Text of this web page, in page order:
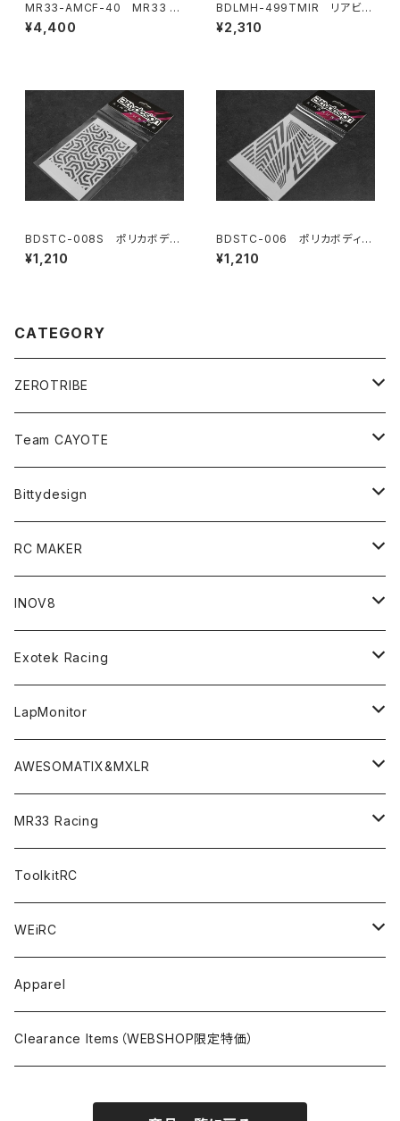
MR33-AMCF-40 MR33 ア
ルミ ムーンスタイル ハイスピー
ドクーリングファン 40mm
¥4,400
BDLMH-499TMIR リアビュ
ーミラーキット(LR) 499T/499
R LMHボディ用
¥2,310
BDSTC-008S ポリカボディ
塗装用ステンシル 【Ipnotic V
4 small】
¥1,210
BDSTC-006 ポリカボディ塗
装用ステンシル 【Ipnotic V1】
¥1,210
CATEGORY
ZEROTRIBE
Zetricks（Spare & Optional）
T4 MID Conversion Kit
T4 FWD Conversion Kit
BD9 MID Conversion Kit
Option Parts For TRF420,420X
Option Parts For TA08/TA08R
TA08
TA08R
Option Parts For XRAY T4
Option Parts For YOKOMO BD9
Option Parts For YOKOMO BD8
Accessories
Discontinued Products
Option Parts For A800R
Team CAYOTE
Batteries
Merchandise
Accessories
CREST ESC
CREST X EVO
CRESR RS120
CREST Stocki Motor
CREST Modi Motor
Special Set（ZEROTRIBEオリジナル）
Bittydesign
On-Road Clear Body＜オンロード用ボディ＞
GT8 （1/8 W/B325mm,W/B360mm）
LMH （1/10 190mm）
M-Chassis（1/10 W/B210-225mm）
F1（1/10）
Liquid Mask＜リキッドマスク＞
Accessories＜バッグ/その他製品＞
Stencils＜エアブラシ用ステンシル＞
RC MAKER
SP2＜組立キット／スペアー＆オプションパーツ＞
SP1＜組立キット／スペアー＆オプションパーツ＞
SP1-F＜組立キット／スペアー＆オプションパーツ＞
Awesomatix
A800MMX
A800R
XRAY
X4
X4F
Accessories
YOKOMO
BD12
BD11
MUGEN
MTC2
SANWA
INOV8
Bodyshell Accessories
Setup Tools
Pit Accessories
Radio Accessories
Option Parts
Electronics
Tire Cleaner/Additive
Exotek Racing
Bodies
F1ULTRA
RUBBER TIRES＆WHEEL
LapMonitor
Decoder
Transponder
Accessories
AWESOMATIX&MXLR
A800R（KIT＆Spare & Optional）
A12（KIT＆Spare & Optional）
MR33 Racing
Chemicals＜ケミカル＞
Shock Oil＜ショックオイル＞
Diff Oil＜デフオイル＞
Tires＜タイヤ関連＞
Additive＜グリップ剤＞
Glue＜瞬間接着剤＞
OptionParts＜オプションパーツ＞
AWESOMATIX A800R＜A800R用オプション＞
Accessories＜アクセサリー＞
ToolkitRC
WEiRC
Spring Steel Chassis
DLC Black Spring Steel Chassis
Apparel
Clearance Items（WEBSHOP限定特価）